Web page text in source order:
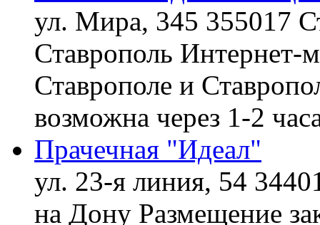
ул. Мира, 345 355017
Ставрополь Интернет-
Ставрополе и
возможна через 1-2
Прачечная "Идеал"
ул. 23-я линия, 54
на Дону Размещение